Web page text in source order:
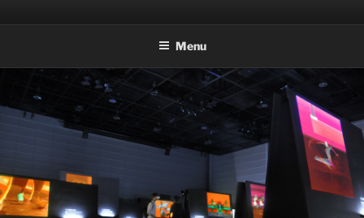
au
principal
Menu